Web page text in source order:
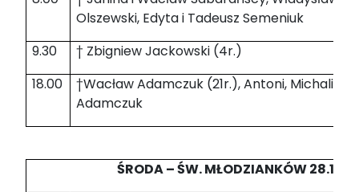
Olszewski, Edyta i Tadeusz Semeniuk
9.30
† Zbigniew Jackowski (4r.)
18.00
†Wacław Adamczuk (21r.), Antoni, Michalina,
Adamczuk
ŚRODA – ŚW. MŁODZIANKÓW